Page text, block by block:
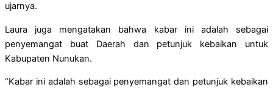
ujarnya.
Laura juga mengatakan bahwa kabar ini adalah sebagai
penyemangat buat Daerah dan petunjuk kebaikan untuk
Kabupaten Nunukan.
“Kabar ini adalah sebagai penyemangat dan petunjuk kebaikan